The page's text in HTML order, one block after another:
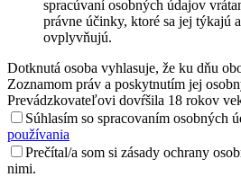
spracúvaní osobných údajov
právne účinky, ktoré sa jej týkajú
ovplyvňujú.
Dotknutá osoba vyhlasuje, že ku dňu
Zoznamom práv a poskytnutím jej
Prevádzkovateľovi dovŕšila 18 rokov
Súhlasím so spracovaním osobných
používania
Prečítal/a som si zásady ochrany
nimi.